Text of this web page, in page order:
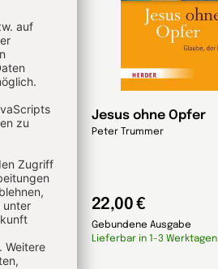
Jesus ohne Opfer
Peter Trummer
22,00 €
Gebundene Ausgabe
Lieferbar in 1-3 Werktagen